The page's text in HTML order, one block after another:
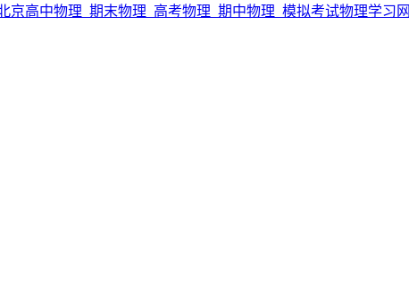
高中物理_期末物理_高考物理_期中物理_模拟考试物理学习网